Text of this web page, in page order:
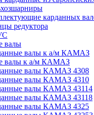
карданных
редуктора
валы
валы к а/м КАМАЗ
валы к а/м КАМАЗ
валы КАМАЗ 4308
валы КАМАЗ 4310
валы КАМАЗ 43114
валы КАМАЗ 43118
валы КАМАЗ 4325